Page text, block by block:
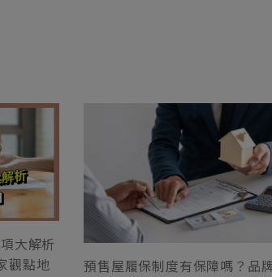
大解析
觀點地
預售屋履保制度有保障嗎？品